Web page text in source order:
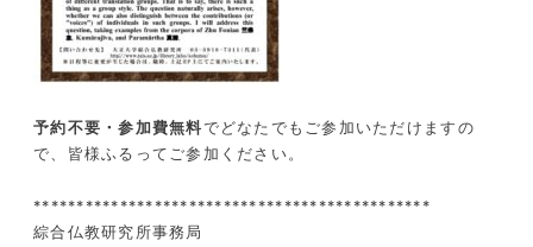
予約不要・参加費無料でどなたでもご参加いただけますの
で、皆様ふるってご参加ください。
**********************************************
綜合仏教研究所事務局